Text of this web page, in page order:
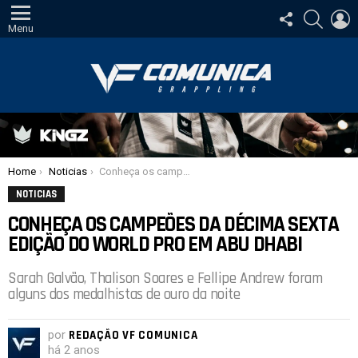
Menu
SIGA-
NOS
Você está aqui:
Home Noticias Conheça os campeões da décima sexta edição do World Pro em Abu Dhabi
NOTICIAS
CONHEÇA OS CAMPEÕES DA DÉCIMA SEXTA
EDIÇÃO DO WORLD PRO EM ABU DHABI
Sarah Galvão, Thalison Soares e Fellipe Andrew foram
alguns dos medalhistas de ouro da noite
por REDAÇÃO VF COMUNICA
há 2 anos